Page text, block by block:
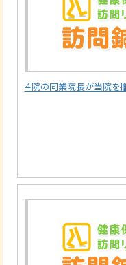
４院の同業院長が当院を